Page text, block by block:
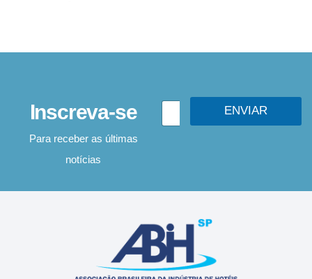
Inscreva-se
Para receber as últimas
notícias
m
E
ENVIAR